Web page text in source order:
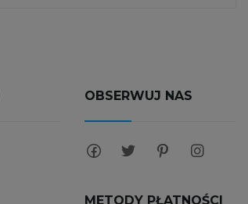
OBSERWUJ NAS
METODY PŁATNOŚCI